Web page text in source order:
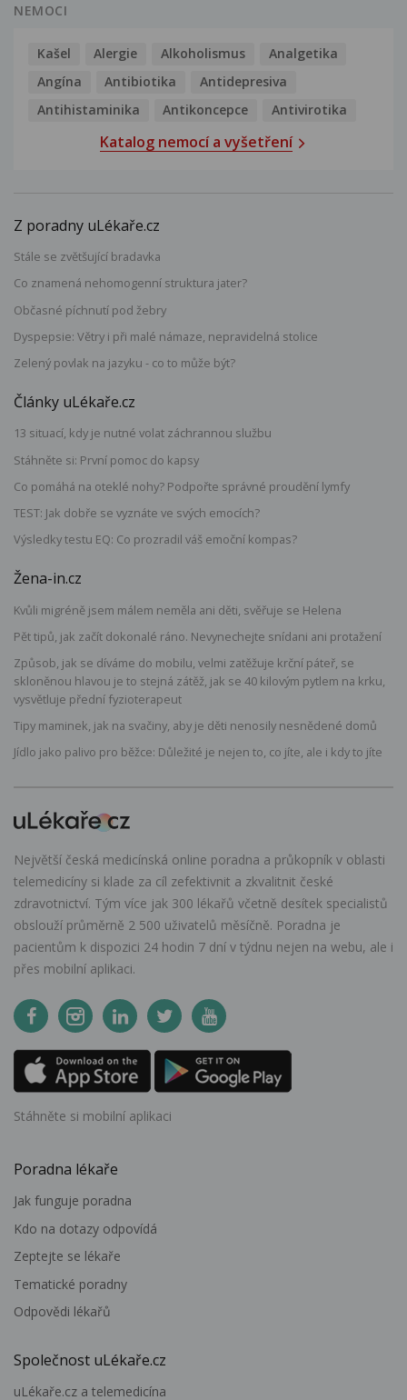
NEMOCI
Kašel Alergie Alkoholismus
Analgetika
Angína
Antibiotika
Antidepresiva
Antihistaminika
Antikoncepce Antivirotika
Katalog nemocí a vyšetření
Z poradny uLékaře.cz
Stále se zvětšující bradavka
Co znamená nehomogenní struktura jater?
Občasné píchnutí pod žebry
Dyspepsie: Větry i při malé námaze, nepravidelná stolice
Zelený povlak na jazyku - co to může být?
Články uLékaře.cz
13 situací, kdy je nutné volat záchrannou službu
Stáhněte si: První pomoc do kapsy
Co pomáhá na oteklé nohy? Podpořte správné proudění lymfy
TEST: Jak dobře se vyznáte ve svých emocích?
Výsledky testu EQ: Co prozradil váš emoční kompas?
Žena-in.cz
Kvůli migréně jsem málem neměla ani děti, svěřuje se Helena
Pět tipů, jak začít dokonalé ráno. Nevynechejte snídani ani protažení
Způsob, jak se díváme do mobilu, velmi zatěžuje krční páteř, se
skloněnou hlavou je to stejná zátěž, jak se 40 kilovým pytlem na krku,
vysvětluje přední fyzioterapeut
Tipy maminek, jak na svačiny, aby je děti nenosily nesnědené domů
Jídlo jako palivo pro běžce: Důležité je nejen to, co jíte, ale i kdy to jíte
Největší česká medicínská online poradna a průkopník v oblasti
telemedicíny si klade za cíl zefektivnit a zkvalitnit české
zdravotnictví. Tým více jak 300 lékařů včetně desítek specialistů
obslouží průměrně 2 500 uživatelů měsíčně. Poradna je
pacientům k dispozici 24 hodin 7 dní v týdnu nejen na webu, ale i
přes mobilní aplikaci.
Stáhněte si mobilní aplikaci
Poradna lékaře
Jak funguje poradna
Kdo na dotazy odpovídá
Zeptejte se lékaře
Tematické poradny
Odpovědi lékařů
Společnost uLékaře.cz
uLékaře.cz a telemedicína